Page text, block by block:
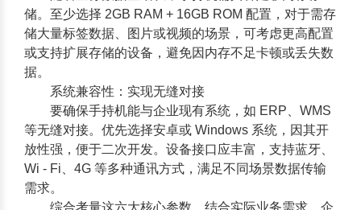
储。至少选择 2GB RAM + 16GB ROM 配置，对于需存
储大量标签数据、图片或视频的场景，可考虑更高配置
或支持扩展存储的设备，避免因内存不足卡顿或丢失数
据。
系统兼容性：实现无缝对接
要确保手持机能与企业现有系统，如 ERP、WMS
等无缝对接。优先选择安卓或 Windows 系统，因其开
放性强，便于二次开发。设备接口应丰富，支持蓝牙、
Wi - Fi、4G 等多种通讯方式，满足不同场景数据传输
需求。
综合考量这六大核心参数，结合实际业务需求，企